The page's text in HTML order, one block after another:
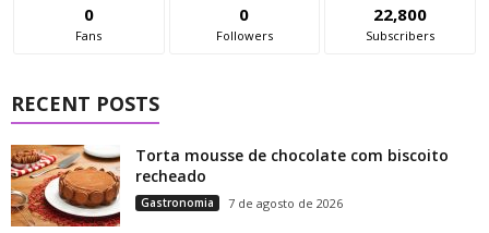
0
Fans
0
Followers
22,800
Subscribers
RECENT POSTS
Torta mousse de chocolate com biscoito
recheado
Gastronomia 7 de agosto de 2026